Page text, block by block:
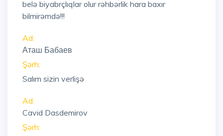
belə biyabrçlıqlar olur rəhbərlik hara baxır
bilmirəmdə!!!
Ad:
Аташ Бабаев
Şərh:
Salım sizin verlişə
Ad:
Cavid Dasdemirov
Şərh: